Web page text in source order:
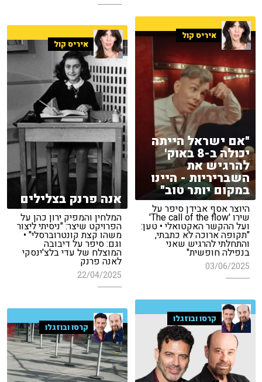
איריס קול
"אם ישראל הייתה
יכולה ב-8 באוק'
להרגיש את
השבריריות - היינו
במקום יותר טוב"
היוצר אסף אבידן סיפר על
שירו 'The call of the flow'
ועל ההקשר האקטואלי • טען:
"תקופה ארוכה לא כתבתי,
והתחלתי להרגיש שאני
בנפילה חופשית"
03/06/2025
איריס קול
אנה פרנק בצלילים
המלחין והמפיק ירון כהן על
הפרויקט שיצר: "ניסיתי ליצור
משהו קצת קונטרוברסלי" •
וגם: סיפר על דיבובה
המוצלח של עדי בלצ'ינסקי
לאנה פרנק
22/04/2025
קרסו ובוזגלו
קרסו ובוזגלו